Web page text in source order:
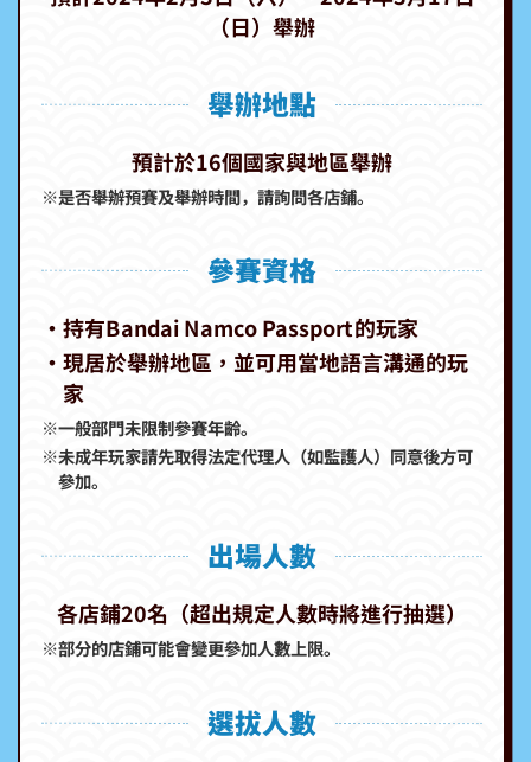
（日）舉辦
舉辦地點
預計於16個國家與地區舉辦
※是否舉辦預賽及舉辦時間，請詢問各店鋪。
參賽資格
‧持有Bandai Namco Passport的玩家
‧現居於舉辦地區，並可用當地語言溝通的玩
家
※一般部門未限制參賽年齡。
※未成年玩家請先取得法定代理人（如監護人）同意後方可
參加。
出場人數
各店鋪20名（超出規定人數時將進行抽選）
※部分的店鋪可能會變更參加人數上限。
選拔人數